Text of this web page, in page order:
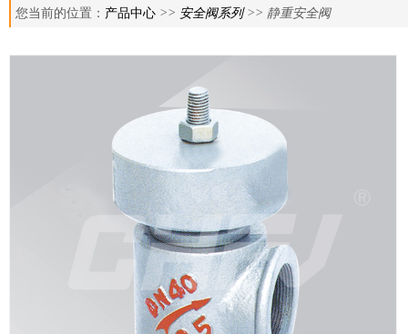
您当前的位置： 产品中心 >> 安全阀系列>> 静重安全阀